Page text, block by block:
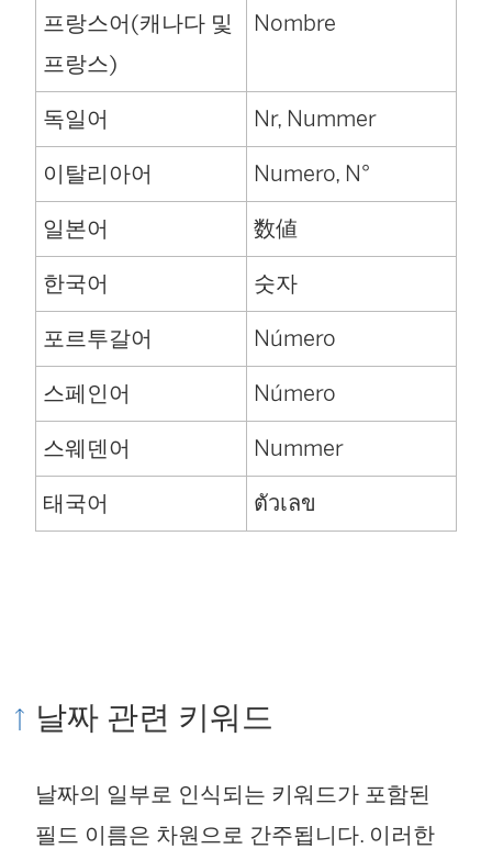
프랑스어(캐나다 및
프랑스)
Nombre
독일어 Nr, Nummer
이탈리아어 Numero, N°
일본어 数値
한국어 숫자
포르투갈어 Número
스페인어 Número
스웨덴어 Nummer
태국어 ตัวเลข
날짜 관련 키워드
날짜의 일부로 인식되는 키워드가 포함된
필드 이름은 차원으로 간주됩니다. 이러한